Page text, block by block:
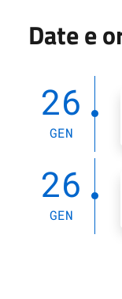
Date e
26
GEN
26
GEN